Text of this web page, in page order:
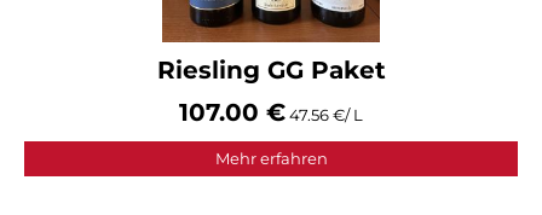
Riesling GG Paket
107.00 €47.56 €/ L
Mehr erfahren